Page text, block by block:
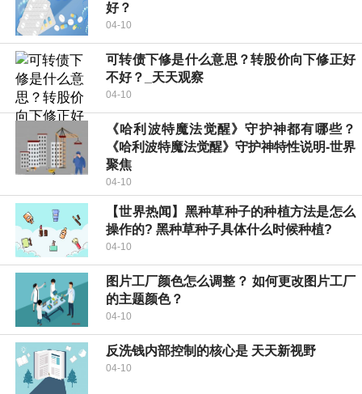
好？
04-10
可转债下修是什么意思？转股价向下修正好
不好？_天天观察
04-10
《哈利波特魔法觉醒》守护神都有哪些？
《哈利波特魔法觉醒》守护神特性说明-世界
聚焦
04-10
【世界热闻】黑种草种子的种植方法是怎么
操作的? 黑种草种子具体什么时候种植?
04-10
图片工厂颜色怎么调整？ 如何更改图片工厂
的主题颜色？
04-10
反洗钱内部控制的核心是 天天新视野
04-10